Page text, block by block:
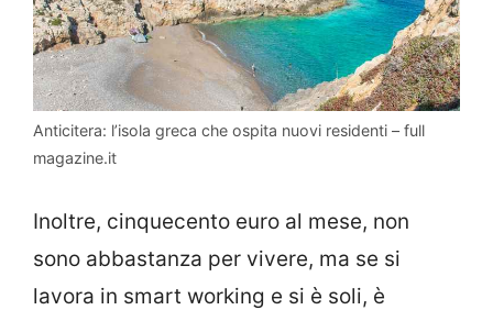
Anticitera: l’isola greca che ospita nuovi residenti – full
magazine.it
Inoltre, cinquecento euro al mese, non
sono abbastanza per vivere, ma se si
lavora in smart working e si è soli, è